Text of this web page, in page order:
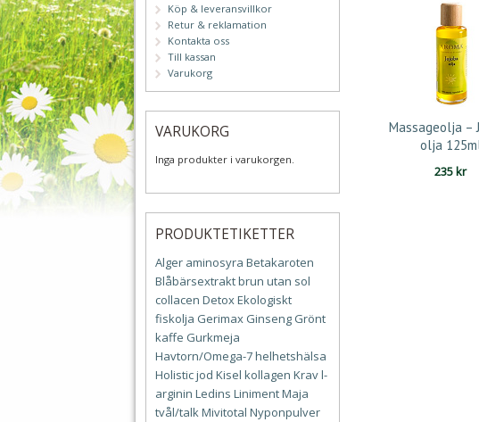
Massageolja –
olja
235kr
Köp & leveransvillkor
Retur & reklamation
Kontakta oss
Till kassan
Varukorg
VARUKORG
Inga produkter i varukorgen.
PRODUKTETIKETTER
Alger aminosyra Betakaroten
Blåbärsextraktbrun utan sol
collacen DetoxEkologiskt
fiskolja Gerimax Ginseng Grönt
kaffe Gurkmeja
Havtorn/Omega-7helhetshälsa
Holisticjod Kisel kollagen Kravl-
arginin Ledins LinimentMaja
tvål/talkMivitotal Nyponpulver